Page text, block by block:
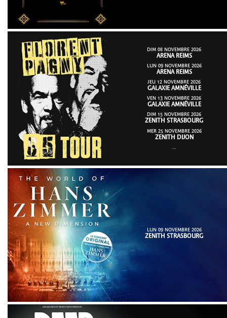
DIM 08 NOVEMBRE 2026
ARENA REIMS
LUN 09 NOVEMBRE 2026
ARENA REIMS
JEU 12 NOVEMBRE 2026
GALAXIE AMNÉVILLE
VEN 13 NOVEMBRE 2026
GALAXIE AMNÉVILLE
DIM 15 NOVEMBRE 2026
ZENITH STRASBOURG
MER 25 NOVEMBRE 2026
ZENITH DIJON
LUN 09 NOVEMBRE 2026
ZENITH STRASBOURG